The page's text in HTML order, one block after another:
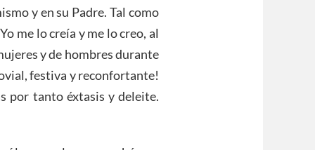
y en su Padre. Tal como
me lo creía y me lo creo, al
y de hombres durante
festiva y reconfortante!
por tanto éxtasis y deleite.